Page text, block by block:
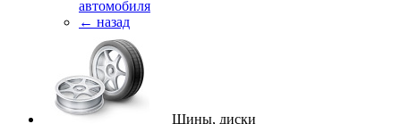
автомобиля
← назад
Шины, диски